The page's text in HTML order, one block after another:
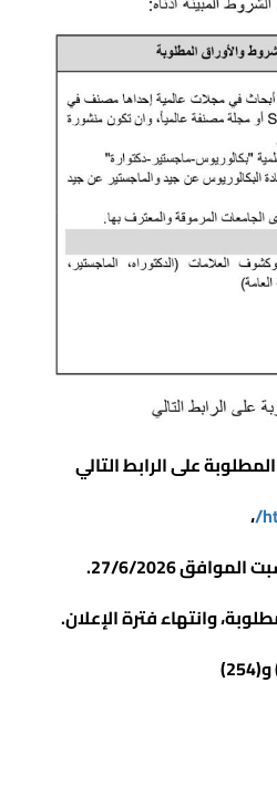
على الرابط التالي
،
وانتهاء فترة الإعلان.